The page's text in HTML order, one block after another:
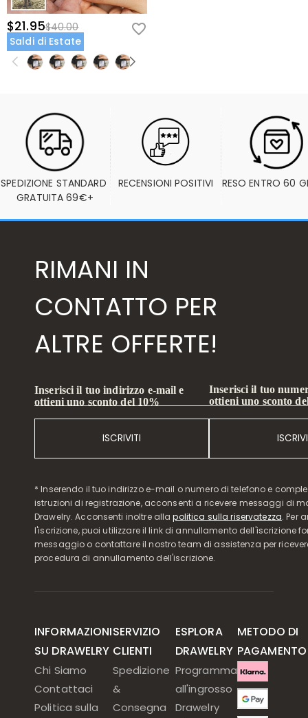
$21.95$40.00
Saldi di Estate
SPEDIZIONE STANDARD
GRATUITA 69€+
RECENSIONI POSITIVI RESO ENTRO 60
RIMANI IN
CONTATTO PER
ALTRE OFFERTE!
Inserisci il tuo indirizzo e-mail e
ottieni uno sconto del 10%
ISCRIVITI
Inserisci il tuo
ottieni uno sconto
* Inserendo il tuo indirizzo e-mail o numero di telefono e
istruzioni di registrazione, acconsenti a ricevere messaggi di
Drawelry. Acconsenti inoltre allapolitica sulla riservatezza. Per
l'iscrizione, puoi utilizzare il link di annullamento dell'iscrizione
messaggio o contattare il nostro team di assistenza per
procedura di annullamento dell'iscrizione.
INFORMAZIONI
SU DRAWELRY
Chi Siamo
Contattaci
Politica sulla
SERVIZIO
CLIENTI
Spedizione
&
Consegna
ESPLORA
DRAWELRY
Programma
all'ingrosso
Drawelry
METODO DI
PAGAMENTO